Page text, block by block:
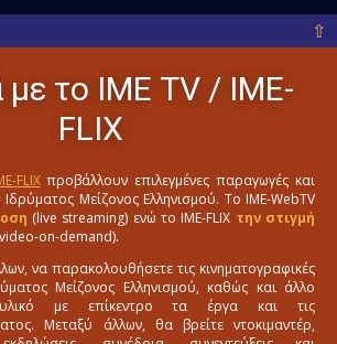
⇧
με το ΙΜΕ ΤV / IME-
FLIX
FLIXπροβάλλουν επιλεγμένες παραγωγές και
Μείζονος Ελληνισμού. Το IME-WebTV
(live streaming) ενώ το IME-FLIX την στιγμή
on-demand).
να παρακολουθήσετε τις κινηματογραφικές
Μείζονος Ελληνισμού, καθώς και άλλο
υλικό με επίκεντρο τα έργα και τις
Μεταξύ άλλων, θα βρείτε ντοκιμαντέρ,